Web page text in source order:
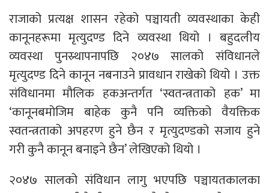
राजाको प्रत्यक्ष शासन रहेको पञ्चायती व्यवस्थाका केही
कानूनहरूमा मृत्युदण्ड दिने व्यवस्था थियो । बहुदलीय
व्यवस्था पुनस्र्थापनापछि २०४७ सालको संविधानले
मृत्युदण्ड दिने कानून नबनाउने प्रावधान राखेको थियो । उक्त
संविधानमा मौलिक हकअन्तर्गत ‘स्वतन्त्रताको हक’ मा
‘कानूनबमोजिम बाहेक कुनै पनि व्यक्तिको वैयक्तिक
स्वतन्त्रताको अपहरण हुने छैन र मृत्युदण्डको सजाय हुने
गरी कुनै कानून बनाइने छैन’ लेखिएको थियो ।
२०४७ सालको संविधान लागु भएपछि पञ्चायतकालका